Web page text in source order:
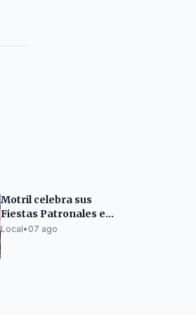
Motril celebra sus
Fiestas Patronales en
honor a la Virgen de la
Local• 07 ago